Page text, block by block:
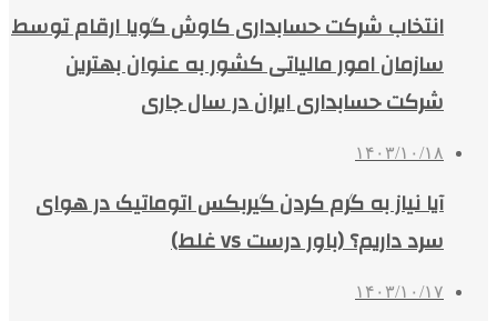
انتخاب شرکت حسابداری کاوش گویا ارقام توسط
سازمان امور مالیاتی کشور به عنوان بهترین
شرکت حسابداری ایران در سال جاری
۱۴۰۳/۱۰/۱۸
آیا نیاز به گرم کردن گیربکس اتوماتیک در هوای
سرد داریم؟ (باور درست vs غلط)
۱۴۰۳/۱۰/۱۷